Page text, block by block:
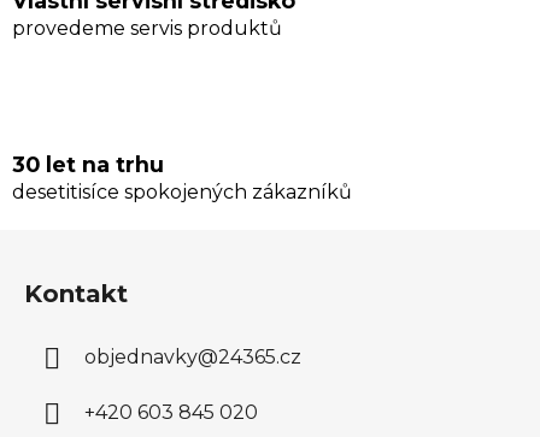
provedeme servis produktů
30 let na trhu
desetitisíce spokojených zákazníků
Kontakt
objednavky@24365.cz
+420 603 845 020